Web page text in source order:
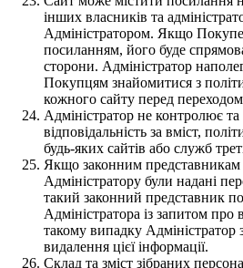
інших власників та
Адміністратором. Якщо
посиланням, його буде
сторони. Адміністратор
Покупцям знайомитися з
кожного сайту перед
Адміністратор не контролює та
відповідальність за вміст,
будь-яких сайтів або служб
Якщо законним
Адміністратору були надані
такий законний представник
Адміністратора із запитом
такому випадку Адміністратор
видалення цієї інформації.
Склад та зміст зібраних